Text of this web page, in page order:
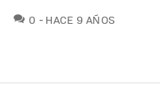
0 COMENTARIOS
HACE 9 AÑOS